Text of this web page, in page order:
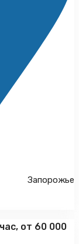
Запорожье
от 60 000